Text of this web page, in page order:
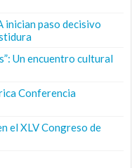
inician paso decisivo
Un encuentro cultural
Conferencia
el XLV Congreso de